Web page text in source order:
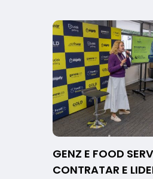
para
faturamento
no
dia
dos
namorados
é
alta
para
o
service,
mas
GENZ E FOOD
CONTRATAR E